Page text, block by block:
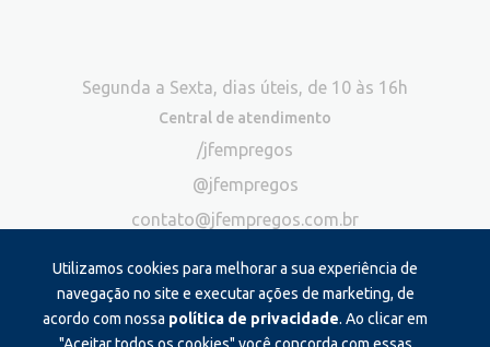
Utilizamos cookies para melhorar a sua experiência de
navegação no site e executar ações de marketing, de
acordo com nossa política de privacidade. Ao clicar em
Segunda a Sexta, dias úteis, de 10 às 16h
Central de atendimento
/jfempregos
@jfempregos
contato@jfempregos.com.br
Publicidade
*Exclusivo para atendimento via chat. Não atendemos ligações neste
canal